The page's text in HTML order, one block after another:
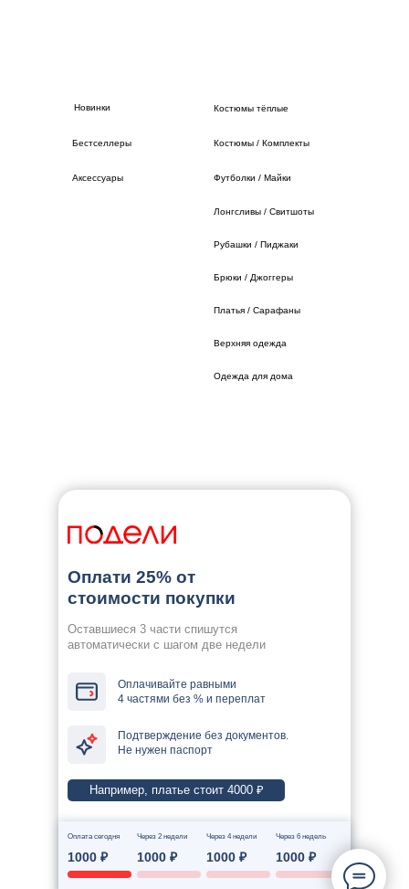
Платья / Сарафаны
Брюки / Джоггеры
Футболки / Майки
Костюмы / Комплекты
Костюмы тёплые
Одежда для дома
Бестселлеры
Новинки
Верхняя одежда
Лонгсливы / Свитшоты
Аксессуары
Рубашки / Пиджаки
Оплати 25% от
стоимости покупки
Оставшиеся 3 части спишутся
автоматически с шагом две недели
Оплачивайте равными
4 частями без % и переплат
Подтверждение без документов.
Не нужен паспорт
Например, платье стоит 4000 ₽
Оплата сегодня Через 2 недели Через 4 недели Через 6 недель
1000 ₽ 1000 ₽ 1000 ₽ 1000 ₽